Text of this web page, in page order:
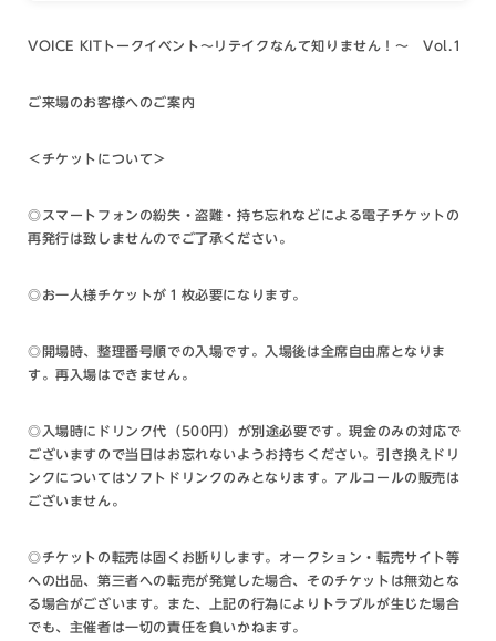
VOICE KITトークイベント～リテイクなんて知りません！～ Vol.1
ご来場のお客様へのご案内
＜チケットについて＞
◎スマートフォンの紛失・盗難・持ち忘れなどによる電子チケットの
再発行は致しませんのでご了承ください。
◎お一人様チケットが１枚必要になります。
◎開場時、整理番号順での入場です。入場後は全席自由席となりま
す。再入場はできません。
◎入場時にドリンク代（500円）が別途必要です。現金のみの対応で
ございますので当日はお忘れないようお持ちください。引き換えドリ
ンクについてはソフトドリンクのみとなります。アルコールの販売は
ございません。
◎チケットの転売は固くお断りします。オークション・転売サイト等
への出品、第三者への転売が発覚した場合、そのチケットは無効とな
る場合がございます。また、上記の行為によりトラブルが生じた場合
でも、主催者は一切の責任を負いかねます。